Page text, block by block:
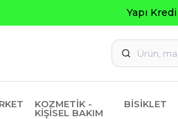
KOZMETIK -
KIŞISEL BAKIM
BISIKLET